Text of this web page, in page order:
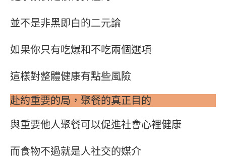
並不是非黑即白的二元論
如果你只有吃爆和不吃兩個選項
這樣對整體健康有點些風險
赴約重要的局，聚餐的真正目的
與重要他人聚餐可以促進社會心裡健康
而食物不過就是人社交的媒介